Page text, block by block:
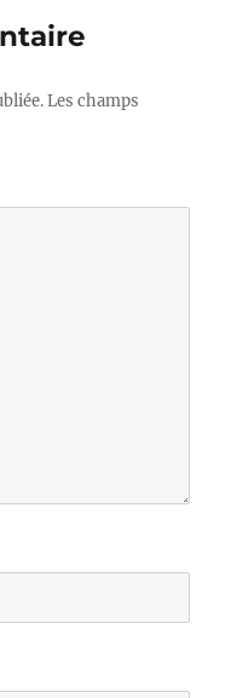
Les champs